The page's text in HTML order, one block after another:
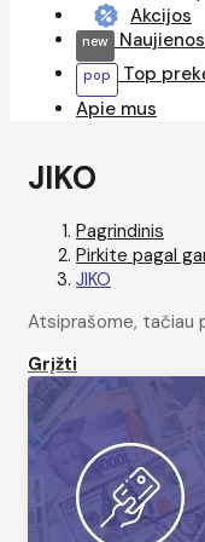
Akcijos
Naujienos
Top
Apie mus
JIKO
Pagrindinis
Pirkite pagal
JIKO
Atsiprašome, tačiau
Grįžti